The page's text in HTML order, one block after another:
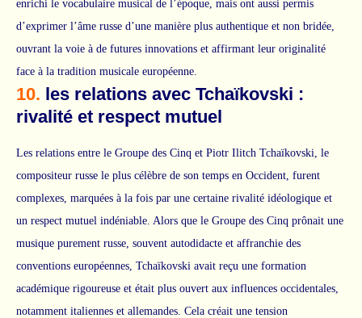
enrichi le vocabulaire musical de l’époque, mais ont aussi permis
d’exprimer l’âme russe d’une manière plus authentique et non bridée,
ouvrant la voie à de futures innovations et affirmant leur originalité
face à la tradition musicale européenne.
10. les relations avec Tchaïkovski :
rivalité et respect mutuel
Les relations entre le Groupe des Cinq et Piotr Ilitch Tchaïkovski, le
compositeur russe le plus célèbre de son temps en Occident, furent
complexes, marquées à la fois par une certaine rivalité idéologique et
un respect mutuel indéniable. Alors que le Groupe des Cinq prônait une
musique purement russe, souvent autodidacte et affranchie des
conventions européennes, Tchaïkovski avait reçu une formation
académique rigoureuse et était plus ouvert aux influences occidentales,
notamment italiennes et allemandes. Cela créait une tension